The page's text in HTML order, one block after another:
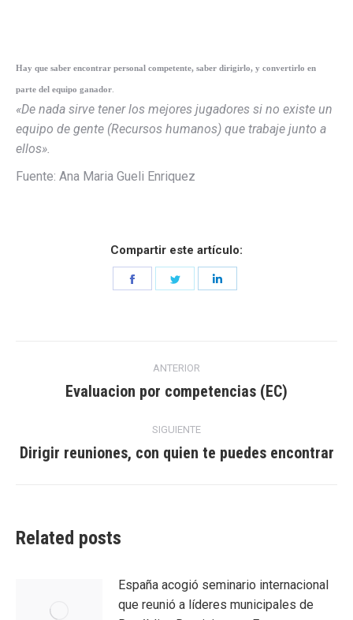
Hay que saber encontrar personal competente, saber dirigirlo, y convertirlo en
parte del equipo ganador
«De nada sirve tener los mejores jugadores si no existe un
equipo de gente (Recursos humanos) que trabaje junto a
ellos».
Fuente: Ana Maria Gueli Enriquez
Compartir este artículo:
Share
entre
ANTERIOR
Entrada
Evaluacion por competencias (EC)
SIGUIENTE
Entrada
Dirigir reuniones, con quien te puedes encontrar
Related posts
España acogió seminario internacional
que reunió a líderes municipales de